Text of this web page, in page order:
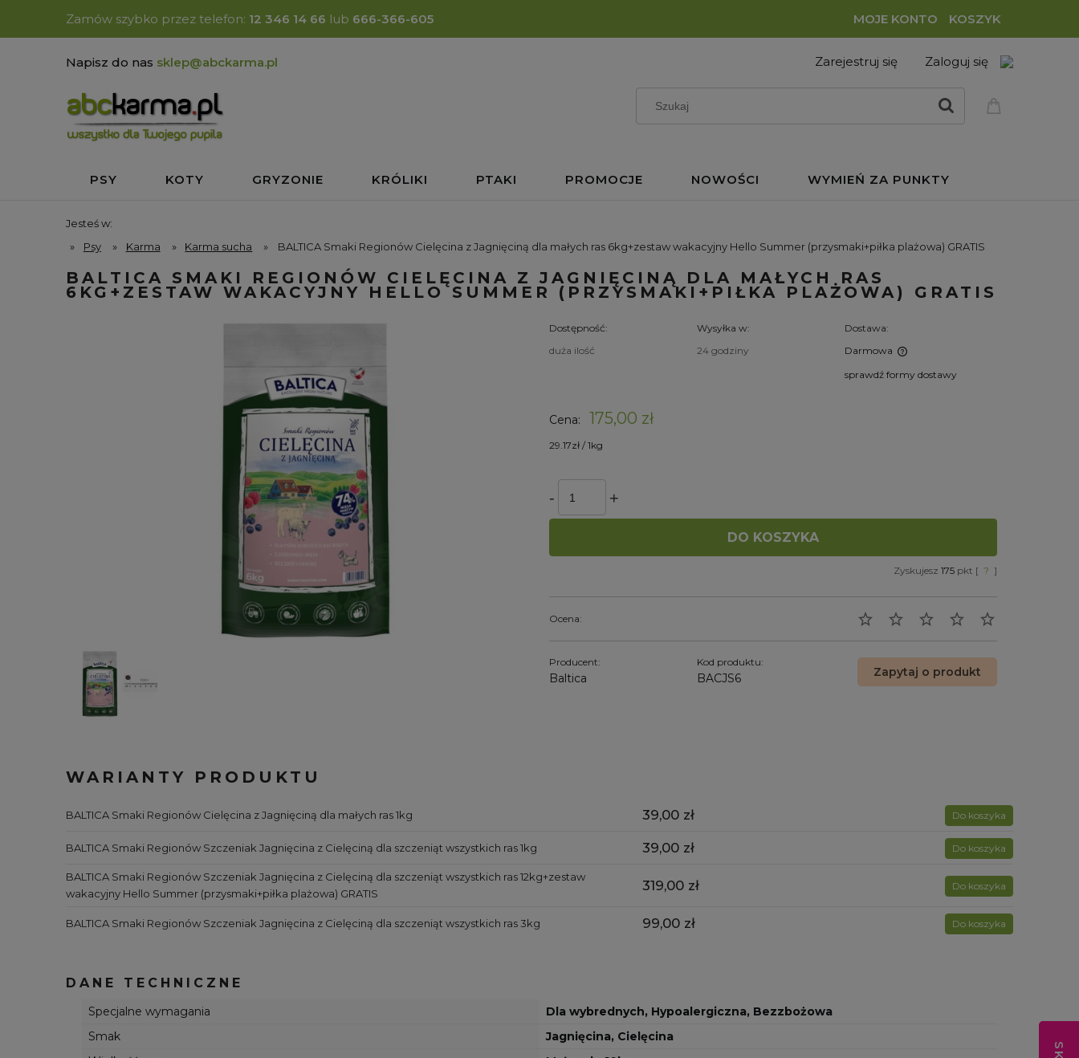
Zamów szybko przez telefon: 12 346 14 66 lub 666-366-605 MOJE KONTO KOSZYK
Napisz do nas sklep@abckarma.pl Zarejestruj się Zaloguj się
PSY KOTY GRYZONIE KRÓLIKI PTAKI PROMOCJE NOWOŚCI WYMIEŃ ZA PUNKTY
Jesteś w:
»
Psy » Karma » Karma sucha » BALTICA Smaki Regionów Cielęcina z Jagnięciną dla małych ras 6kg+zestaw wakacyjny Hello Summer (przysmaki+piłka plażowa) GRATIS
BALTICA SMAKI REGIONÓW CIELĘCINA Z JAGNIĘCINĄ DLA MAŁYCH RAS
6KG+ZESTAW WAKACYJNY HELLO SUMMER (PRZYSMAKI+PIŁKA PLAŻOWA) GRATIS
Dostępność:
duża ilość
Wysyłka w:
24 godziny
Dostawa:
Darmowa
Cena nie zawiera ewentualnych
sprawdź formy dostawy
Cena: 175,00 zł
29.17zł / 1kg
DO KOSZYKA
Zyskujesz 175pkt [ ? ]
Ocena:
Producent:
Baltica
Kod produktu:
BACJS6 Zapytaj o produkt
WARIANTY PRODUKTU
BALTICA Smaki Regionów Cielęcina z Jagnięciną dla małych ras 1kg 39,00 zł Do koszyka
BALTICA Smaki Regionów Szczeniak Jagnięcina z Cielęciną dla szczeniąt wszystkich ras 1kg 39,00 zł Do koszyka
BALTICA Smaki Regionów Szczeniak Jagnięcina z Cielęciną dla szczeniąt wszystkich ras 12kg+zestaw
wakacyjny Hello Summer (przysmaki+piłka plażowa) GRATIS
319,00 zł Do koszyka
BALTICA Smaki Regionów Szczeniak Jagnięcina z Cielęciną dla szczeniąt wszystkich ras 3kg 99,00 zł Do koszyka
DANE TECHNICZNE
Specjalne wymagania
Dla wybrednych, Hypoalergiczna, Bezzbożowa
Smak
Jagnięcina, Cielęcina